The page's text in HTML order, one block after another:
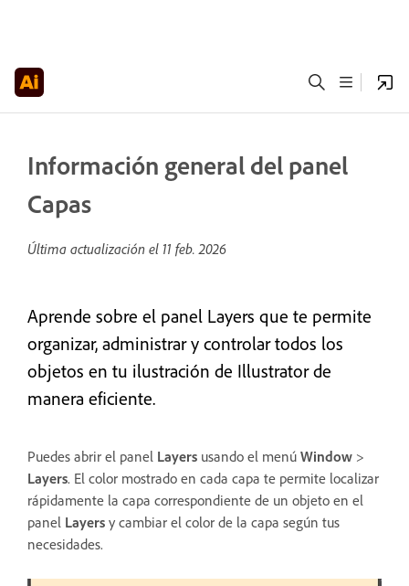
Información general del panel
Capas
Última actualización el 11 feb. 2026
Aprende sobre el panel Layers que te permite
organizar, administrar y controlar todos los
objetos en tu ilustración de Illustrator de
manera eficiente.
Puedes abrir el panel Layers usando el menú Window >
Layers. El color mostrado en cada capa te permite localizar
rápidamente la capa correspondiente de un objeto en el
panel Layers y cambiar el color de la capa según tus
necesidades.